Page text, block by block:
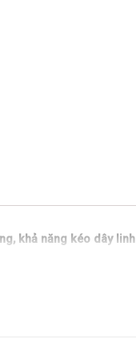
khả năng kéo dây